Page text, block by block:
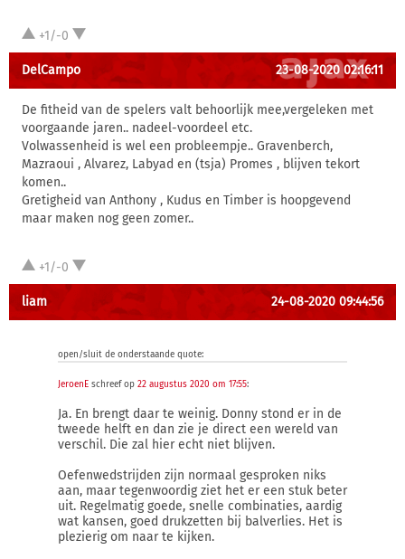
+1/-0
DelCampo 23-08-2020 02:16:11
De fitheid van de spelers valt behoorlijk mee,vergeleken met
voorgaande jaren.. nadeel-voordeel etc.
Volwassenheid is wel een probleempje.. Gravenberch,
Mazraoui , Alvarez, Labyad en (tsja) Promes , blijven tekort
komen..
Gretigheid van Anthony , Kudus en Timber is hoopgevend
maar maken nog geen zomer..
+1/-0
liam 24-08-2020 09:44:56
open/sluit de onderstaande quote:
JeroenE schreef op 22 augustus 2020 om 17:55:
Ja. En brengt daar te weinig. Donny stond er in de
tweede helft en dan zie je direct een wereld van
verschil. Die zal hier echt niet blijven.
Oefenwedstrijden zijn normaal gesproken niks
aan, maar tegenwoordig ziet het er een stuk beter
uit. Regelmatig goede, snelle combinaties, aardig
wat kansen, goed drukzetten bij balverlies. Het is
plezierig om naar te kijken.